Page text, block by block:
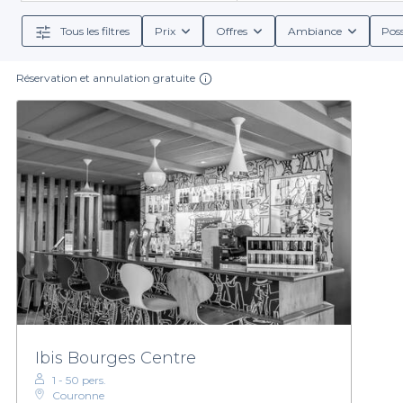
La beauté de notre plateforme réside dans la
non alcoolisées, vous trouverez le bar idéal
qualité. De plus, en utilisant
Ne laissez pas le stress de l’organisation perturber
vous porter par l'ambiance unique de cette
Tous les filtres Prix Offres Ambiance
Réservation et annulation gratuite
Ibis Bourges Centre
1 - 50 pers.
Couronne